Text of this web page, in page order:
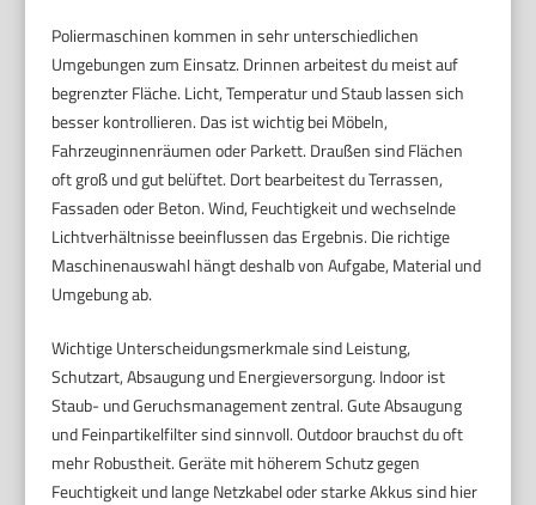
Poliermaschinen kommen in sehr unterschiedlichen
Umgebungen zum Einsatz. Drinnen arbeitest du meist auf
begrenzter Fläche. Licht, Temperatur und Staub lassen sich
besser kontrollieren. Das ist wichtig bei Möbeln,
Fahrzeuginnenräumen oder Parkett. Draußen sind Flächen
oft groß und gut belüftet. Dort bearbeitest du Terrassen,
Fassaden oder Beton. Wind, Feuchtigkeit und wechselnde
Lichtverhältnisse beeinflussen das Ergebnis. Die richtige
Maschinenauswahl hängt deshalb von Aufgabe, Material und
Umgebung ab.
Wichtige Unterscheidungsmerkmale sind Leistung,
Schutzart, Absaugung und Energieversorgung. Indoor ist
Staub- und Geruchsmanagement zentral. Gute Absaugung
und Feinpartikelfilter sind sinnvoll. Outdoor brauchst du oft
mehr Robustheit. Geräte mit höherem Schutz gegen
Feuchtigkeit und lange Netzkabel oder starke Akkus sind hier